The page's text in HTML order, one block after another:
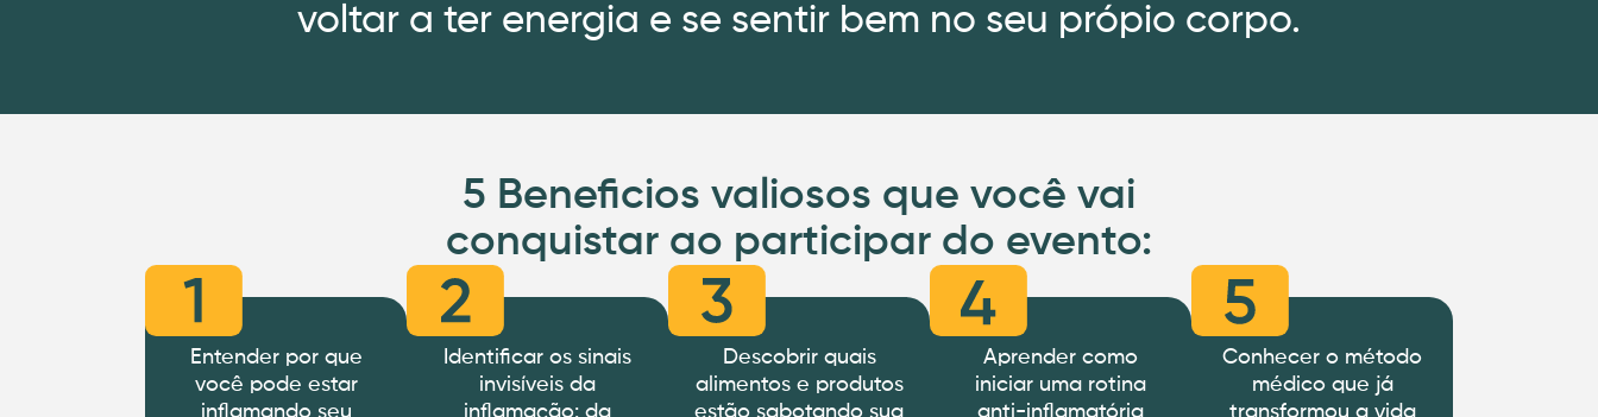
voltar a ter energia e se sentir bem no seu própio corpo.
5 Beneficios valiosos que você vai
conquistar ao participar do evento:
Entender por que
você pode estar
inflamando seu
Identificar os sinais
invisíveis da
inflamação: da
Descobrir quais
alimentos e produtos
estão sabotando sua
Aprender como
iniciar uma rotina
anti-inflamatória
Conhecer o método
médico que já
transformou a vida